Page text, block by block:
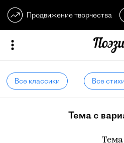
Продвижение творчества
Все классики Все
Тема с
Тема